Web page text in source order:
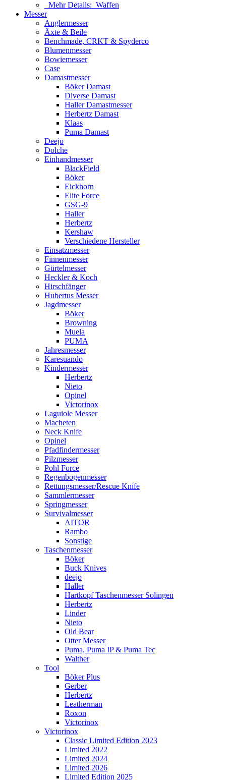
Mehr Details: Waffen
Messer
Anglermesser
Äxte & Beile
Benchmade, CRKT & Spyderco
Blumenmesser
Bowiemesser
Case
Damastmesser
Böker Damast
Diverse Damast
Haller Damastmesser
Herbertz Damast
Klaas
Puma Damast
Deejo
Dolche
Einhandmesser
BlackField
Böker
Eickhorn
Elite Force
GSG-9
Haller
Herbertz
Kershaw
Verschiedene Hersteller
Einsatzmesser
Finnenmesser
Gürtelmesser
Heckler & Koch
Hirschfänger
Hubertus Messer
Jagdmesser
Böker
Browning
Muela
PUMA
Jahresmesser
Karesuando
Kindermesser
Herbertz
Nieto
Opinel
Victorinox
Laguiole Messer
Macheten
Neck Knife
Opinel
Pfadfindermesser
Pilzmesser
Pohl Force
Regenbogenmesser
Rettungsmesser/Rescue Knife
Sammlermesser
Springmesser
Survivalmesser
AITOR
Rambo
Sonstige
Taschenmesser
Böker
Buck Knives
deejo
Haller
Hartkopf Taschenmesser Solingen
Herbertz
Linder
Nieto
Old Bear
Otter Messer
Puma, Puma IP & Puma Tec
Walther
Tool
Böker Plus
Gerber
Herbertz
Leatherman
Roxon
Victorinox
Victorinox
Classic Limited Edition 2023
Limited 2022
Limited 2024
Limited 2026
Limited Edition 2025